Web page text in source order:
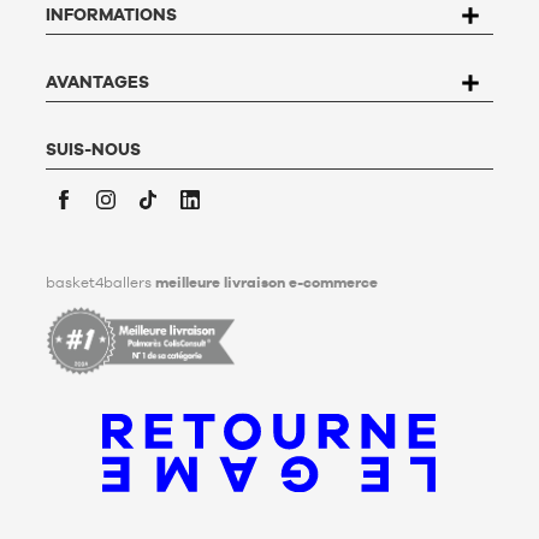
Basket4Ballers, 104 rue de Hochfelden, 67200 Strasbourg ou
compléter le formulaire «Contacter le Service client». Pour en
Basket4Ballers informe l’utilisateur qu’il peut définir, de son
vivant, des directives relatives à la conservation, à
personnelles après son décès. Pour en savoir plus,
INFORMATIONS
AVANTAGES
SUIS-NOUS
basket4ballers meilleure livraison e-commerce